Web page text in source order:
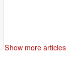
Show more articles